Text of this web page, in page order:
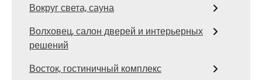
Вокруг света, сауна
Волховец, салон дверей и интерьерных
решений
Восток, гостиничный комплекс